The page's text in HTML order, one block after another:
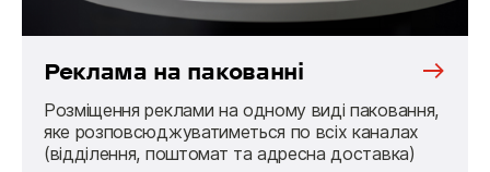
Реклама на пакованні
Розміщення реклами на одному виді паковання,
яке розповсюджуватиметься по всіх каналах
(відділення, поштомат та адресна доставка)